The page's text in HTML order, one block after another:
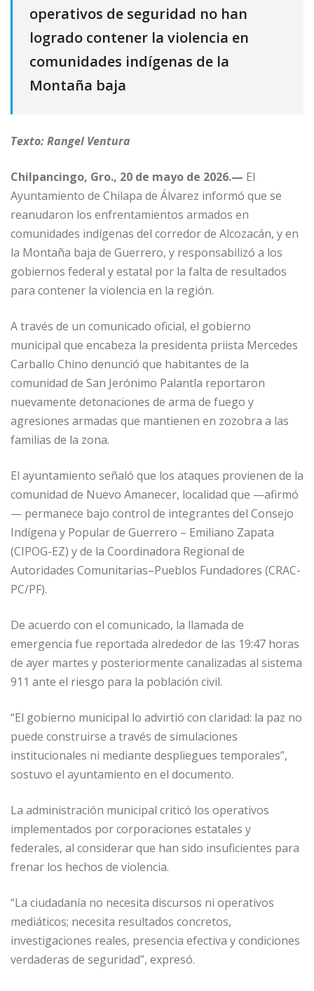
operativos de seguridad no han
logrado contener la violencia en
comunidades indígenas de la
Montaña baja
Texto: Rangel Ventura
Chilpancingo, Gro., 20 de mayo de 2026.— El
Ayuntamiento de Chilapa de Álvarez informó que se
reanudaron los enfrentamientos armados en
comunidades indígenas del corredor de Alcozacán, y en
la Montaña baja de Guerrero, y responsabilizó a los
gobiernos federal y estatal por la falta de resultados
para contener la violencia en la región.
A través de un comunicado oficial, el gobierno
municipal que encabeza la presidenta priista Mercedes
Carballo Chino denunció que habitantes de la
comunidad de San Jerónimo Palantla reportaron
nuevamente detonaciones de arma de fuego y
agresiones armadas que mantienen en zozobra a las
familias de la zona.
El ayuntamiento señaló que los ataques provienen de la
comunidad de Nuevo Amanecer, localidad que —afirmó
— permanece bajo control de integrantes del Consejo
Indígena y Popular de Guerrero – Emiliano Zapata
(CIPOG-EZ) y de la Coordinadora Regional de
Autoridades Comunitarias–Pueblos Fundadores (CRAC-
PC/PF).
De acuerdo con el comunicado, la llamada de
emergencia fue reportada alrededor de las 19:47 horas
de ayer martes y posteriormente canalizadas al sistema
911 ante el riesgo para la población civil.
“El gobierno municipal lo advirtió con claridad: la paz no
puede construirse a través de simulaciones
institucionales ni mediante despliegues temporales”,
sostuvo el ayuntamiento en el documento.
La administración municipal criticó los operativos
implementados por corporaciones estatales y
federales, al considerar que han sido insuficientes para
frenar los hechos de violencia.
“La ciudadanía no necesita discursos ni operativos
mediáticos; necesita resultados concretos,
investigaciones reales, presencia efectiva y condiciones
verdaderas de seguridad”, expresó.